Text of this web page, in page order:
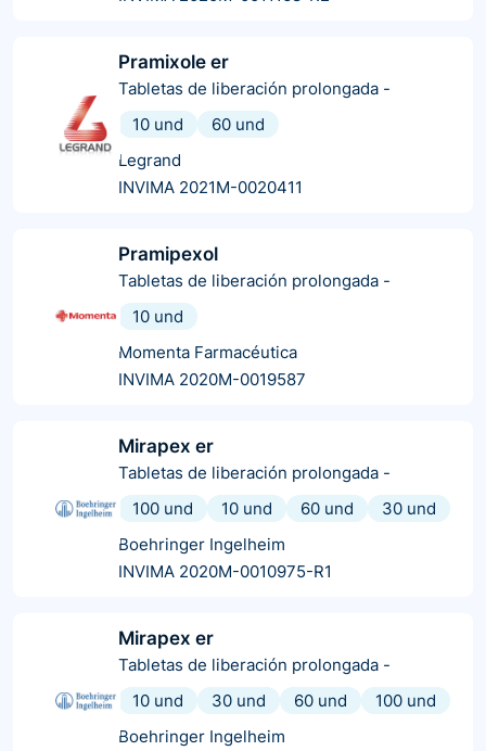
Pramixole er
Tabletas de liberación prolongada -
10 und
60 und
Legrand
INVIMA 2021M-0020411
Pramipexol
Tabletas de liberación prolongada -
10 und
Momenta Farmacéutica
INVIMA 2020M-0019587
Mirapex er
Tabletas de liberación prolongada -
100 und
10 und 60 und
30 und
Boehringer Ingelheim
INVIMA 2020M-0010975-R1
Mirapex er
Tabletas de liberación prolongada -
10 und
30 und 60 und
100 und
Boehringer Ingelheim